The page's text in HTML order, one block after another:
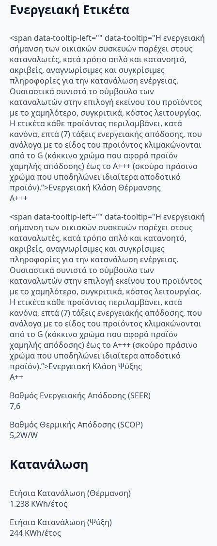
Ενεργειακή Ετικέτα
<span data-tooltip-left="" data-tooltip="Η ενεργειακή
σήμανση των οικιακών συσκευών παρέχει στους
καταναλωτές, κατά τρόπο απλό και κατανοητό,
ακριβείς, αναγνωρίσιμες και συγκρίσιμες
πληροφορίες για την κατανάλωση ενέργειας.
Ουσιαστικά συνιστά το σύμβουλο των
καταναλωτών στην επιλογή εκείνου του προϊόντος
με το χαμηλότερο, συγκριτικά, κόστος λειτουργίας.
Η ετικέτα κάθε προϊόντος περιλαμβάνει, κατά
κανόνα, επτά (7) τάξεις ενεργειακής απόδοσης, που
ανάλογα με το είδος του προϊόντος κλιμακώνονται
από το G (κόκκινο χρώμα που αφορά προϊόν
χαμηλής απόδοσης) έως το Α+++ (σκούρο πράσινο
χρώμα που υποδηλώνει ιδιαίτερα αποδοτικό
προϊόν).”>Ενεργειακή Κλάση Θέρμανσης
A+++
<span data-tooltip-left="" data-tooltip="Η ενεργειακή
σήμανση των οικιακών συσκευών παρέχει στους
καταναλωτές, κατά τρόπο απλό και κατανοητό,
ακριβείς, αναγνωρίσιμες και συγκρίσιμες
πληροφορίες για την κατανάλωση ενέργειας.
Ουσιαστικά συνιστά το σύμβουλο των
καταναλωτών στην επιλογή εκείνου του προϊόντος
με το χαμηλότερο, συγκριτικά, κόστος λειτουργίας.
Η ετικέτα κάθε προϊόντος περιλαμβάνει, κατά
κανόνα, επτά (7) τάξεις ενεργειακής απόδοσης, που
ανάλογα με το είδος του προϊόντος κλιμακώνονται
από το G (κόκκινο χρώμα που αφορά προϊόν
χαμηλής απόδοσης) έως το Α+++ (σκούρο πράσινο
χρώμα που υποδηλώνει ιδιαίτερα αποδοτικό
προϊόν).”>Ενεργειακή Κλάση Ψύξης
A++
Βαθμός Ενεργειακής Απόδοσης (SEER)
7,6
Βαθμός Θερμικής Απόδοσης (SCOP)
5,2W/W
Κατανάλωση
Ετήσια Κατανάλωση (Θέρμανση)
1.238 KWh/έτος
Ετήσια Κατανάλωση (Ψύξη)
244 KWh/έτος